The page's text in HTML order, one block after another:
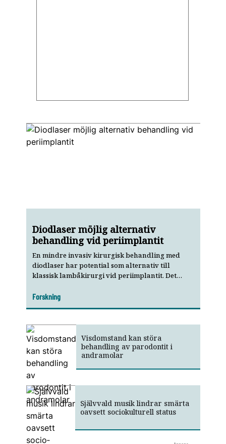
Diodlaser möjlig alternativ
behandling vid periimplantit
En mindre invasiv kirurgisk behandling med
diodlaser har potential som alternativ till
klassisk lambåkirurgi vid peri­implantit. Det
Forskning
Visdomstand kan störa
behandling av parodontit i
andramolar
Självvald musik lindrar smärta
oavsett socio­kulturell status